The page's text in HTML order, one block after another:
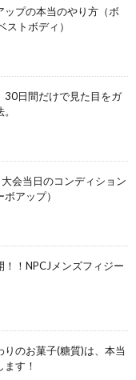
ップの本当のやり方（ボ
トボディ）
30日間だけで見た目をガ
会当日のコンディション
アップ）
！NPCJメンズフィジー
りのお菓子(糖質)は、本当
す！